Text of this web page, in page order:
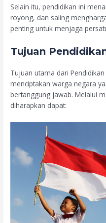
Selain itu, pendidikan ini
royong, dan saling
penting untuk menjaga
Tujuan
Tujuan utama dari
menciptakan warga negara
bertanggung jawab. Melalui
diharapkan dapat: